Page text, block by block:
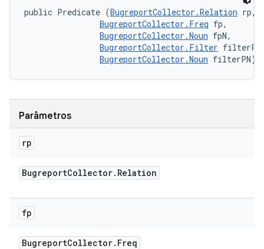
public Predicate (BugreportCollector.Relation rp,
BugreportCollector.Freq fp,
BugreportCollector.Noun fpN,
BugreportCollector.Filter
BugreportCollector.Noun filterPN)
Parâmetros
rp
BugreportCollector. Relation
fp
BugreportCollector. Freq